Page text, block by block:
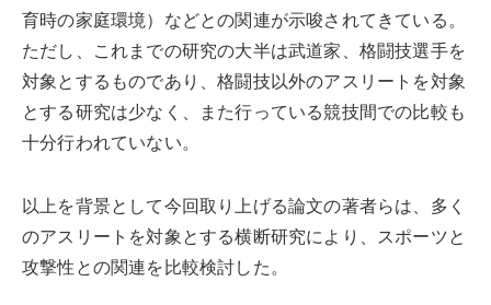
育時の家庭環境）などとの関連が示唆されてきている。
ただし、これまでの研究の大半は武道家、格闘技選手を
対象とするものであり、格闘技以外のアスリートを対象
とする研究は少なく、また行っている競技間での比較も
十分行われていない。
以上を背景として今回取り上げる論文の著者らは、多く
のアスリートを対象とする横断研究により、スポーツと
攻撃性との関連を比較検討した。